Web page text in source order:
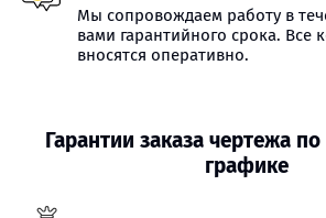
Мы сопровождаем работу в
вами гарантийного срока. Все
вносятся оперативно.
Гарантии заказа чертежа
графике